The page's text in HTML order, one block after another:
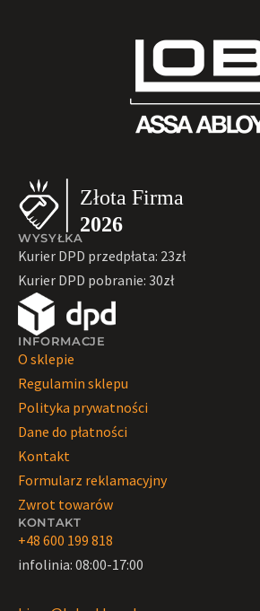
WYSYŁKA
Kurier DPD przedpłata: 23zł
Kurier DPD pobranie: 30zł
INFORMACJE
O sklepie
Regulamin sklepu
Polityka prywatności
Dane do płatności
Kontakt
Formularz reklamacyjny
Zwrot towarów
KONTAKT
+48 600 199 818
infolinia: 08:00-17:00